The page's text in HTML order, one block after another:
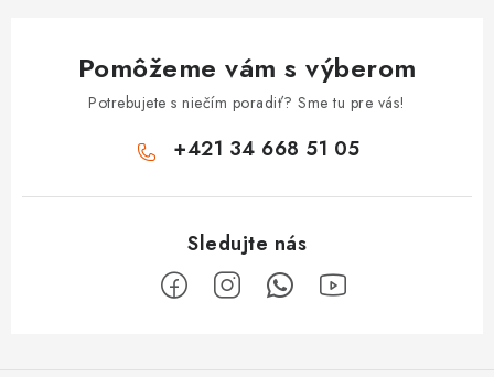
Pomôžeme vám s výberom
Potrebujete s niečím poradiť? Sme tu pre vás!
+421 34 668 51 05